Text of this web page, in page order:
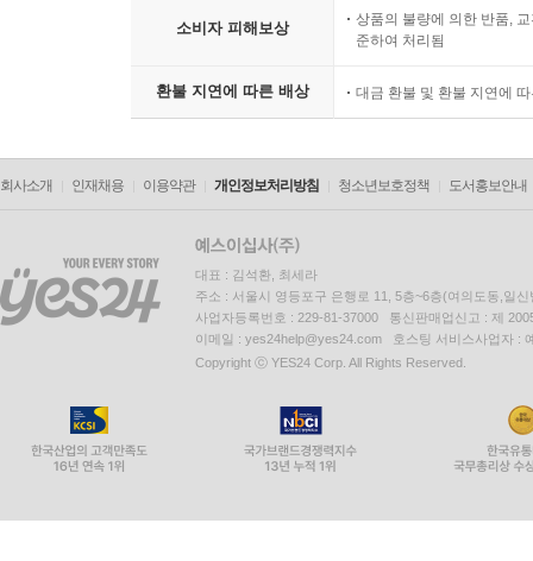
가까이 있든, 이 책의 엄격한 논증 방식은 ‘의식
쉽게 풀어내지만, 의식을 다루는 심리철학에서
문제에 오랫동안 깊이 천착해온 두 심리철학자
소비자 피해보상
상품의 불량에 의한 반품,
준하여 처리됨
환불 지연에 따른 배상 대금 환불 및 환불 지연에
회사소개 인재채용 이용약관 개인정보처리방침 청소년보호정책 도서홍보안내
대표 : 김석환, 최세라
주소 : 서울시 영등포구 은행로 11, 5층~6층(여의도동,일신
사업자등록번호 : 229-81-37000 통신판매업신고 : 제
이메일 : yes24help@yes24.com 호스팅 서비스사업자 :
Copyright ⓒ YES24 Corp. All Rights Reserved.